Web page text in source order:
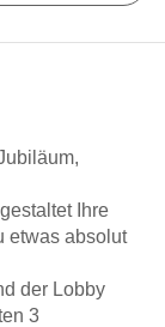
Ihre
etwas absolut
der Lobby
3